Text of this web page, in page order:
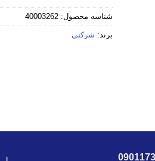
شناسه محصول: 40003262
برند: شرکتی